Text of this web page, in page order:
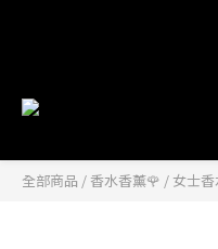
全部商品 / 香水香薰🌹 / 女士香